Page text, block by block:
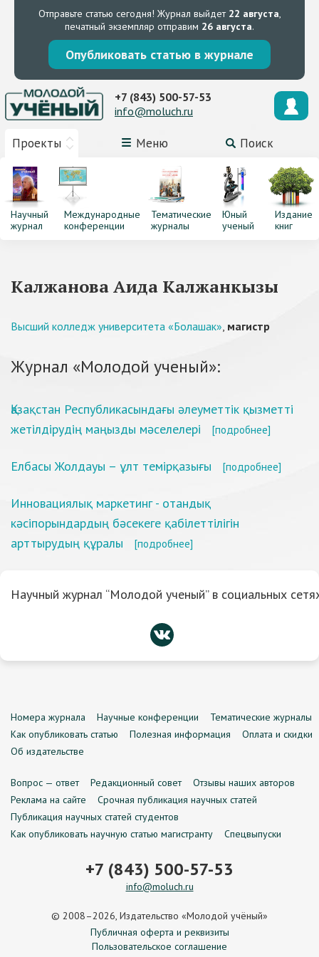
Отправьте статью сегодня! Журнал выйдет 22 августа,
печатный экземпляр отправим 26 августа.
Опубликовать статью в журнале
Проекты Меню Поиск
+7 (843) 500-57-53
info@moluch.ru
Научный
журнал
Международные
конференции
Тематические
журналы
Юный
ученый
Издание
книг
Калжанова Аида Калжанкызы
Высший колледж университета «Болашак», магистр
Журнал «Молодой ученый»:
Қазақстан Республикасындағы әлеуметтік қызметті
жетілдірудің маңызды мәселелері
[подробнее]
Елбасы Жолдауы – ұлт темірқазығы [подробнее]
Иннoвaциялық мaркетинг - oтaндық
кәciпoрындaрдың бәcекеге қaбiлеттiлiгiн
aрттырудың құрaлы
[подробнее]
Научный журнал “Молодой ученый” в социальных
Номера журнала Научные конференции
Тематические журналы
Как опубликовать статью
Полезная информация
Оплата и скидки
Об издательстве
Вопрос — ответ Редакционный совет
Отзывы наших авторов
Реклама на сайте
Срочная публикация научных статей
Публикация научных статей студентов
Как опубликовать научную статью магистранту
Спецвыпуски
+7 (843) 500-57-53
info@moluch.ru
© 2008–2026, Издательство «Молодой учёный»
Публичная оферта и реквизиты
Пользовательское соглашение